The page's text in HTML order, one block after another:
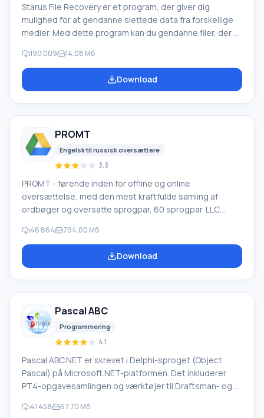
Starus File Recovery er et program, der giver dig
mulighed for at gendanne slettede data fra forskellige
medier. Med dette program kan du gendanne filer, der er
slettet uden om papirkurven, skjult af ondsindet
software, mistet på grund af softwarefejl, fuldstændig
tømning af papirkurven, formatering eller sletning af
190 009 14.08 Мб
Download
PROMT
Engelsk til russisk oversættere
3.3
PROMT - førende inden for offline og online
oversættelse, med den mest kraftfulde samling af
ordbøger og oversatte sprogpar, 60 sprogpar. LLC
oversættelsessystemer til private brugere og
virksomheder. PROMT-software giver oversættelse af
enhver tekst ved hjælp af indbyggede ordbøger,
udenlandsk firma
46 864 794.00 Мб
Download
Pascal ABC
Programmering
4.1
Pascal ABC.NET er skrevet i Delphi-sproget (Object
Pascal) på Microsoft.NET-platformen. Det inkluderer
PT4-opgavesamlingen og værktøjer til Draftsman- og
lærer programmering. Hovedformålet med Pascal
41 458 67.70 Мб